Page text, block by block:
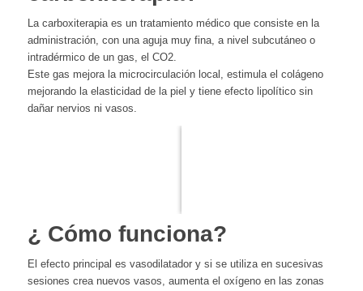
La carboxiterapia es un tratamiento médico que consiste en la
administración, con una aguja muy fina, a nivel subcutáneo o
intradérmico de un gas, el CO2.
Este gas mejora la microcirculación local, estimula el colágeno
mejorando la elasticidad de la piel y tiene efecto lipolítico sin
dañar nervios ni vasos.
¿ Cómo funciona?
El efecto principal es vasodilatador y si se utiliza en sucesivas
sesiones crea nuevos vasos, aumenta el oxígeno en las zonas